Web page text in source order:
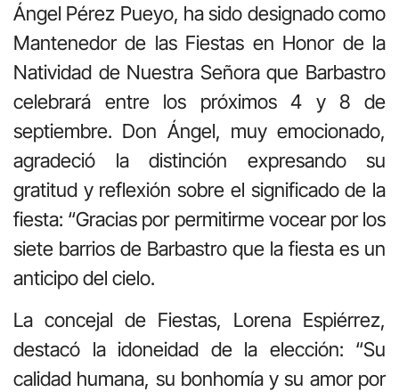
Ángel Pérez Pueyo, ha sido designado como
Mantenedor de las Fiestas en Honor de la
Natividad de Nuestra Señora que Barbastro
celebrará entre los próximos 4 y 8 de
septiembre. Don Ángel, muy emocionado,
agradeció la distinción expresando su
gratitud y reflexión sobre el significado de la
fiesta: “Gracias por permitirme vocear por los
siete barrios de Barbastro que la fiesta es un
anticipo del cielo.
La concejal de Fiestas, Lorena Espiérrez,
destacó la idoneidad de la elección: “Su
calidad humana, su bonhomía y su amor por